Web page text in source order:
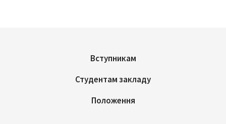
Вступникам
Студентам закладу
Положення